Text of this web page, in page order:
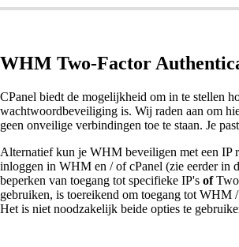
WHM Two-Factor
CPanel biedt de mogelijkheid om in te stellen
wachtwoordbeveiliging is. Wij raden aan om
geen onveilige verbindingen toe te staan. Je
Alternatief kun je WHM beveiligen met een IP
inloggen in WHM en / of cPanel (zie eerder in
beperken van toegang tot specifieke IP's of
gebruiken, is toereikend om toegang tot WHM
Het is niet noodzakelijk beide opties te